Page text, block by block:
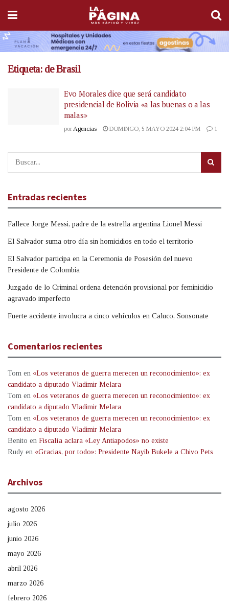
Etiqueta: de Brasil
Evo Morales dice que será candidato
presidencial de Bolivia «a las buenas o a las
malas»
por Agencias DOMINGO, 5 MAYO 2024 2:04 PM 1
Entradas recientes
Fallece Jorge Messi, padre de la estrella argentina Lionel Messi
El Salvador suma otro día sin homicidios en todo el territorio
El Salvador participa en la Ceremonia de Posesión del nuevo
Presidente de Colombia
Juzgado de lo Criminal ordena detención provisional por feminicidio
agravado imperfecto
Fuerte accidente involucra a cinco vehículos en Caluco, Sonsonate
Comentarios recientes
Tom en «Los veteranos de guerra merecen un reconocimiento»: ex
candidato a diputado Vladimir Melara
Tom en «Los veteranos de guerra merecen un reconocimiento»: ex
candidato a diputado Vladimir Melara
Tom en «Los veteranos de guerra merecen un reconocimiento»: ex
candidato a diputado Vladimir Melara
Benito en Fiscalía aclara «Ley Antiapodos» no existe
Rudy en «Gracias, por todo»: Presidente Nayib Bukele a Chivo Pets
Archivos
agosto 2026
julio 2026
junio 2026
mayo 2026
abril 2026
marzo 2026
febrero 2026